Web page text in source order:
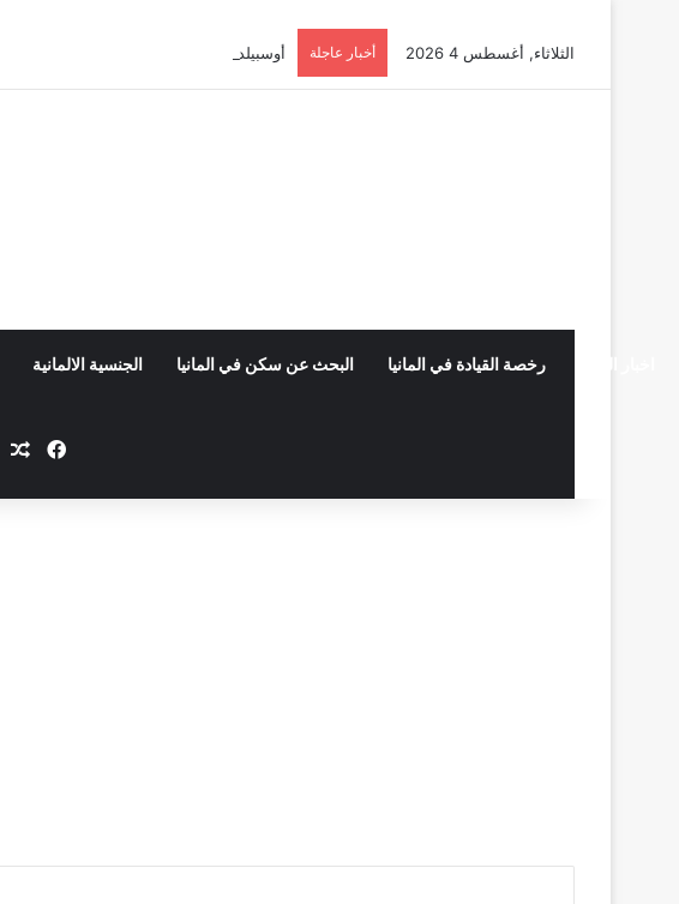
الثلاثاء, أغسطس 4 2026 أخبار عاجلة أوسبيلدونغ تبريد مراكز البيانات في ألمانيا 2026: الأجور والشروط
رخصة القيادة في المانيا البحث عن سكن في المانيا الجنسية الالمانية